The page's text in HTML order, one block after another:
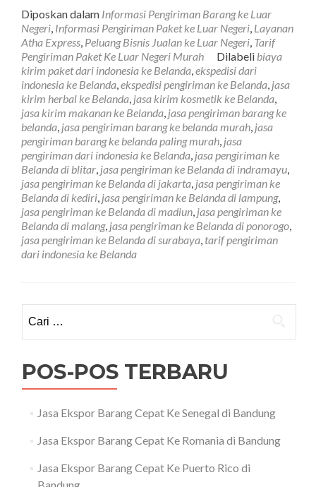
about
Jasa
Pengiriman
Barang
Ke
Belanda
Tarif
Paling
Murah
Diposkan dalam Informasi Pengiriman Barang ke Luar
Negeri, Informasi Pengiriman Paket ke Luar Negeri, Layanan
Atha Express, Peluang Bisnis Jualan ke Luar Negeri, Tarif
Pengiriman Paket Ke Luar Negeri Murah
Dilabeli biaya
kirim paket dari indonesia ke Belanda,ekspedisi dari
indonesia ke Belanda,ekspedisi pengiriman ke Belanda, jasa
kirim herbal ke Belanda, jasa kirim kosmetik ke Belanda,
jasa kirim makanan ke Belanda, jasa pengiriman barang ke
belanda, jasa pengiriman barang ke belanda murah, jasa
pengiriman barang ke belanda paling murah, jasa
pengiriman dari indonesia ke Belanda, jasa pengiriman ke
Belanda di blitar, jasa pengiriman ke Belanda di indramayu,
jasa pengiriman ke Belanda di jakarta, jasa pengiriman ke
Belanda di kediri, jasa pengiriman ke Belanda di lampung,
jasa pengiriman ke Belanda di madiun, jasa pengiriman ke
Belanda di malang, jasa pengiriman ke Belanda di ponorogo,
jasa pengiriman ke Belanda di surabaya, tarif pengiriman
dari indonesia ke Belanda
untuk:
POS-POS TERBARU
Jasa Ekspor Barang Cepat Ke Senegal di Bandung
Jasa Ekspor Barang Cepat Ke Romania di Bandung
Jasa Ekspor Barang Cepat Ke Puerto Rico di